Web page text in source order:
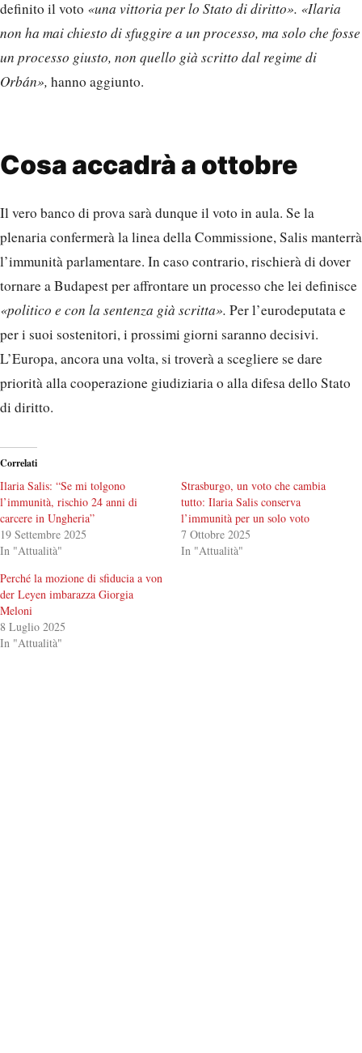
definito il voto «una vittoria per lo Stato di diritto». «Ilaria
non ha mai chiesto di sfuggire a un processo, ma solo che fosse
un processo giusto, non quello già scritto dal regime di
Orbán», hanno aggiunto.
Cosa accadrà a ottobre
Il vero banco di prova sarà dunque il voto in aula. Se la
plenaria confermerà la linea della Commissione, Salis manterrà
l’immunità parlamentare. In caso contrario, rischierà di dover
tornare a Budapest per affrontare un processo che lei definisce
«politico e con la sentenza già scritta». Per l’eurodeputata e
per i suoi sostenitori, i prossimi giorni saranno decisivi.
L’Europa, ancora una volta, si troverà a scegliere se dare
priorità alla cooperazione giudiziaria o alla difesa dello Stato
di diritto.
Correlati
Ilaria Salis: “Se mi tolgono
l’immunità, rischio 24 anni di
carcere in Ungheria”
19 Settembre 2025
In "Attualità"
Strasburgo, un voto che cambia
tutto: Ilaria Salis conserva
l’immunità per un solo voto
7 Ottobre 2025
In "Attualità"
Perché la mozione di sfiducia a von
der Leyen imbarazza Giorgia
Meloni
8 Luglio 2025
In "Attualità"